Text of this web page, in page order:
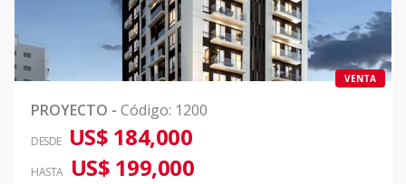
VENTA
PROYECTO - Código: 1200
DESDE US$ 184,000
HASTA US$ 199,000